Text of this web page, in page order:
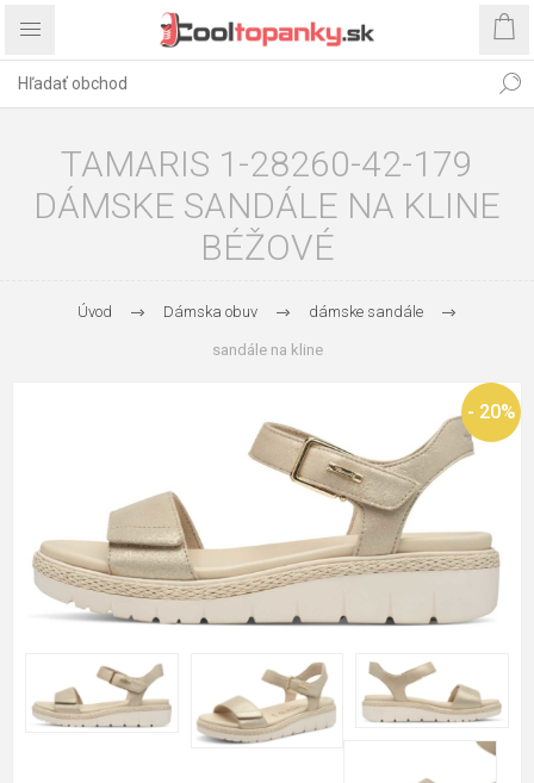
TAMARIS 1-28260-42-179
DÁMSKE SANDÁLE NA KLINE
BÉŽOVÉ
Úvod Dámska obuv dámske sandále
sandále na kline
- 20%